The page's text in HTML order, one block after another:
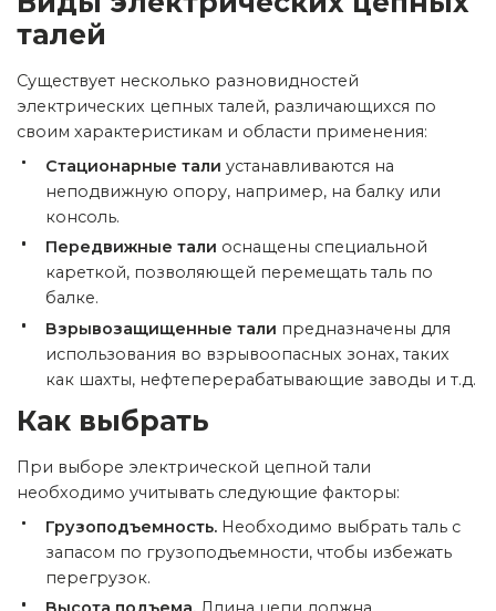
талей
Существует несколько разновидностей
электрических цепных талей, различающихся по
своим характеристикам и области применения:
Стационарные тали устанавливаются на
неподвижную опору, например, на балку или
консоль.
Передвижные тали оснащены специальной
кареткой, позволяющей перемещать таль по
балке.
Взрывозащищенные тали предназначены для
использования во взрывоопасных зонах, таких
как шахты, нефтеперерабатывающие заводы и т.д.
Как выбрать
При выборе электрической цепной тали
необходимо учитывать следующие факторы:
Грузоподъемность. Необходимо выбрать таль с
запасом по грузоподъемности, чтобы избежать
перегрузок.